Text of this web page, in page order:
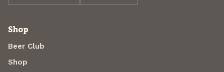
Shop
Beer Club
Shop